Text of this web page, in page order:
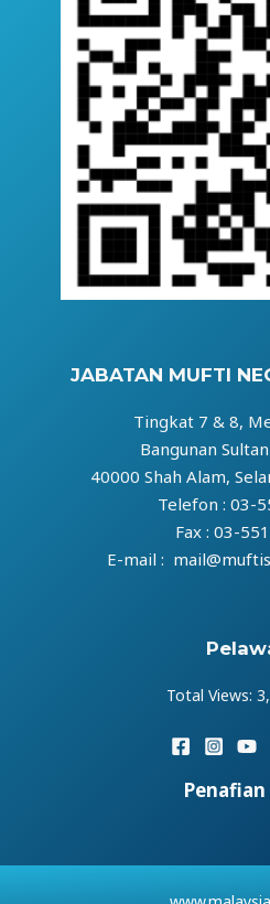
JABATAN MUFTI
Tingkat 7 & 8,
Bangunan
40000 Shah Alam,
Telefon : 03-
Fax : 03-
E-mail :
Total Views:
Penafian